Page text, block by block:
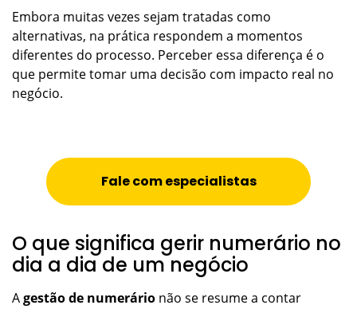
Embora muitas vezes sejam tratadas como
alternativas, na prática respondem a momentos
diferentes do processo. Perceber essa diferença é o
que permite tomar uma decisão com impacto real no
negócio.
Fale com especialistas
O que significa gerir numerário no
dia a dia de um negócio
Agestão de numerário não se resume a contar